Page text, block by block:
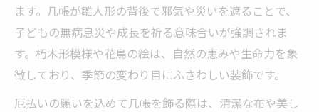
ます。几帳が雛人形の背後で邪気や災いを遮ることで、
子どもの無病息災や成長を祈る意味合いが強調されま
す。朽木形模様や花鳥の絵は、自然の恵みや生命力を象
徴しており、季節の変わり目にふさわしい装飾です。
厄払いの願いを込めて几帳を飾る際は、清潔な布や美し